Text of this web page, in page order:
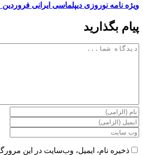
ویژه نامه نوروزی دیپلماسی ایرانی فروردین ۱۳۹۰
پیام بگذارید
دیدگاه
ذخیره نام، ایمیل، وب‌سایت در این